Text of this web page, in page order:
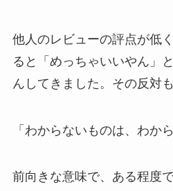
他人のレビューの評点が低
ると「めっちゃいいやん」
んしてきました。その反対
「わからないものは、わから
前向きな意味で、ある程度